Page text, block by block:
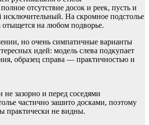
отсутствие досок и реек, пусть и
На скромное подстолье
отыщется на любом подворье.
но очень симпатичные варианты
идей: модель слева подкупает
образец справа — практичностью и
зазорно и перед соседями
частично зашито досками, поэтому
практически не видны.